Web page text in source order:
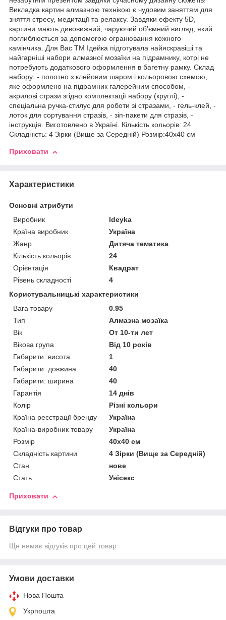
Викладка картин алмазною технікою є чудовим заняттям для
зняття стресу, медитації та релаксу. Завдяки ефекту 5D,
картини мають дивовижний, чаруючий об’ємний вигляд, який
поглиблюється за допомогою огранювання кожного
камінчика. Для Вас ТМ Ідейка підготувала найяскравіші та
найгарніші набори алмазної мозаїки на підрамнику, котрі не
потребують додаткового оформлення в багетну рамку. Склад
набору: - полотно з клейовим шаром і кольоровою схемою,
яке оформлено на підрамник галерейним способом, -
акрилові стрази згідно комплектації набору (круглі), -
спеціальна ручка-стилус для роботи зі стразами, - гель-клей, -
лоток для сортування стразів, - зіп-пакети для стразів, -
інструкція. Виготовлено в Україні. Кількість кольорів: 24
Складність: 4 Зірки (Вище за Середній) Розмір:40х40 см
Приховати
Характеристики
Основні атрибути
Виробник
Ideyka
Країна виробник
Україна
Жанр
Дитяча тематика
Кількість кольорів
24
Орієнтація
Квадрат
Рівень складності
4
Користувальницькі характеристики
Вага товару
0.95
Тип
Алмазна мозаїка
Вік
От 10-ти лет
Вікова група
Від 10 років
Габарити: висота
1
Габарити: довжина
40
Габарити: ширина
40
Гарантія
14 днів
Колір
Різні кольори
Країна реєстрації бренду
Україна
Країна-виробник товару
Україна
Розмір
40х40 см
Складність картини
4 Зірки (Вище за Середній)
Стан
нове
Стать
Унісекс
Приховати
Відгуки про товар
Ще немає відгуків про цей товар
Умови доставки
Нова Пошта
Укрпошта